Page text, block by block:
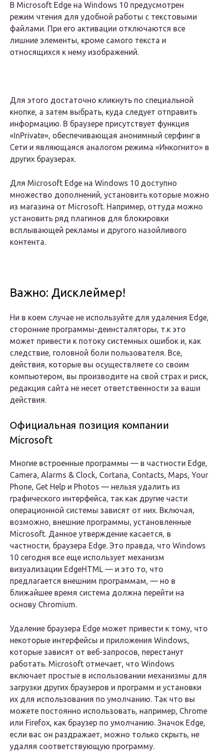
В Microsoft Edge на Windows 10 предусмотрен
режим чтения для удобной работы с текстовыми
файлами. При его активации отключаются все
лишние элементы, кроме самого текста и
относящихся к нему изображений.
Для этого достаточно кликнуть по специальной
кнопке, а затем выбрать, куда следует отправить
информацию. В браузере присутствует функция
«InPrivate», обеспечивающая анонимный серфинг в
Сети и являющаяся аналогом режима «Инкогнито» в
других браузерах.
Для Microsoft Edge на Windows 10 доступно
множество дополнений, установить которые можно
из магазина от Microsoft. Например, оттуда можно
установить ряд плагинов для блокировки
всплывающей рекламы и другого назойливого
контента.
Важно: Дисклеймер!
Ни в коем случае не используйте для удаления Edge,
сторонние программы-деинсталяторы, т.к это
может привести к потоку системных ошибок и, как
следствие, головной боли пользователя. Все,
действия, которые вы осуществляете со своим
компьютером, вы производите на свой страх и риск,
редакция сайта не несет ответственности за ваши
действия.
Официальная позиция компании
Microsoft
Многие встроенные программы — в частности Edge,
Camera, Alarms & Clock, Cortana, Contacts, Maps, Your
Phone, Get Help и Photos — нельзя удалить из
графического интерфейса, так как другие части
операционной системы зависят от них. Включая,
возможно, внешние программы, установленные
Microsoft. Данное утверждение касается, в
частности, браузера Edge. Это правда, что Windows
10 сегодня все еще использует механизм
визуализации EdgeHTML — и это то, что
предлагается внешним программам, — но в
ближайшее время система должна перейти на
основу Chromium.
Удаление браузера Edge может привести к тому, что
некоторые интерфейсы и приложения Windows,
которые зависят от веб-запросов, перестанут
работать. Microsoft отмечает, что Windows
включает простые в использовании механизмы для
загрузки других браузеров и программ и установки
их для использования по умолчанию. Так что вы
можете постоянно использовать, например, Chrome
или Firefox, как браузер по умолчанию. Значок Edge,
если вас он раздражает, можно только скрыть, не
удаляя соответствующую программу.